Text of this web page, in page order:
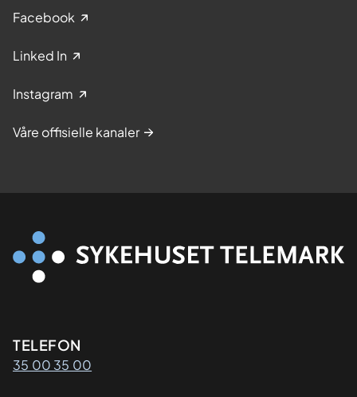
Facebook
Linked In
Instagram
Våre offisielle kanaler
Kontaktinformasjon
TELEFON
35 00 35 00